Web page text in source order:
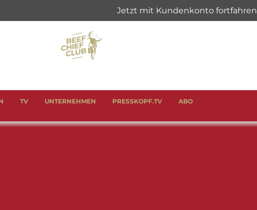
TV UNTERNEHMEN PRESSKOPF.TV ABO